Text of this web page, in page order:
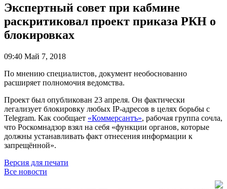
Экспертный совет при кабмине
раскритиковал проект приказа РКН о
блокировках
09:40 Май 7, 2018
По мнению специалистов, документ необоснованно
расширяет полномочия ведомства.
Проект был опубликован 23 апреля. Он фактически
легализует блокировку любых IP-адресов в целях борьбы с
Telegram. Как сообщает «Коммерсантъ», рабочая группа сочла,
что Роскомнадзор взял на себя «функции органов, которые
должны устанавливать факт отнесения информации к
запрещённой».
Версия для печати
Все новости